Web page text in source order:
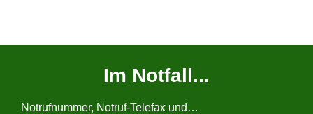
Im Notfall...
Notrufnummer, Notruf-Telefax und…